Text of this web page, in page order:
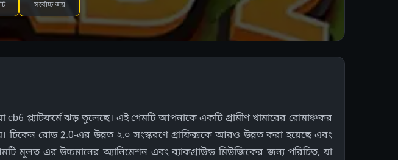
সর্বোচ্চ জয়
প্ল্যাটফর্মে ঝড় তুলেছে। এই গেমটি আপনাকে একটি গ্রামীণ খামারের রোমাঞ্চকর
চিকেন রোড 2.0-এর উন্নত ২.০ সংস্করণে গ্রাফিক্সকে আরও উন্নত করা হয়েছে এবং
মূলত এর উচ্চমানের অ্যানিমেশন এবং ব্যাকগ্রাউন্ড মিউজিকের জন্য পরিচিত, যা